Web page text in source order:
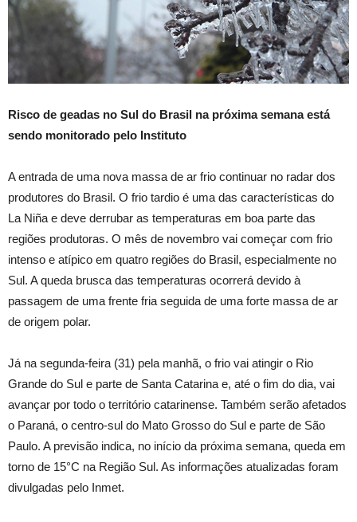
Risco de geadas no Sul do Brasil na próxima semana está
sendo monitorado pelo Instituto
A entrada de uma nova massa de ar frio continuar no radar dos
produtores do Brasil. O frio tardio é uma das características do
La Niña e deve derrubar as temperaturas em boa parte das
regiões produtoras. O mês de novembro vai começar com frio
intenso e atípico em quatro regiões do Brasil, especialmente no
Sul. A queda brusca das temperaturas ocorrerá devido à
passagem de uma frente fria seguida de uma forte massa de ar
de origem polar.
Já na segunda-feira (31) pela manhã, o frio vai atingir o Rio
Grande do Sul e parte de Santa Catarina e, até o fim do dia, vai
avançar por todo o território catarinense. Também serão afetados
o Paraná, o centro-sul do Mato Grosso do Sul e parte de São
Paulo. A previsão indica, no início da próxima semana, queda em
torno de 15°C na Região Sul. As informações atualizadas foram
divulgadas pelo Inmet.